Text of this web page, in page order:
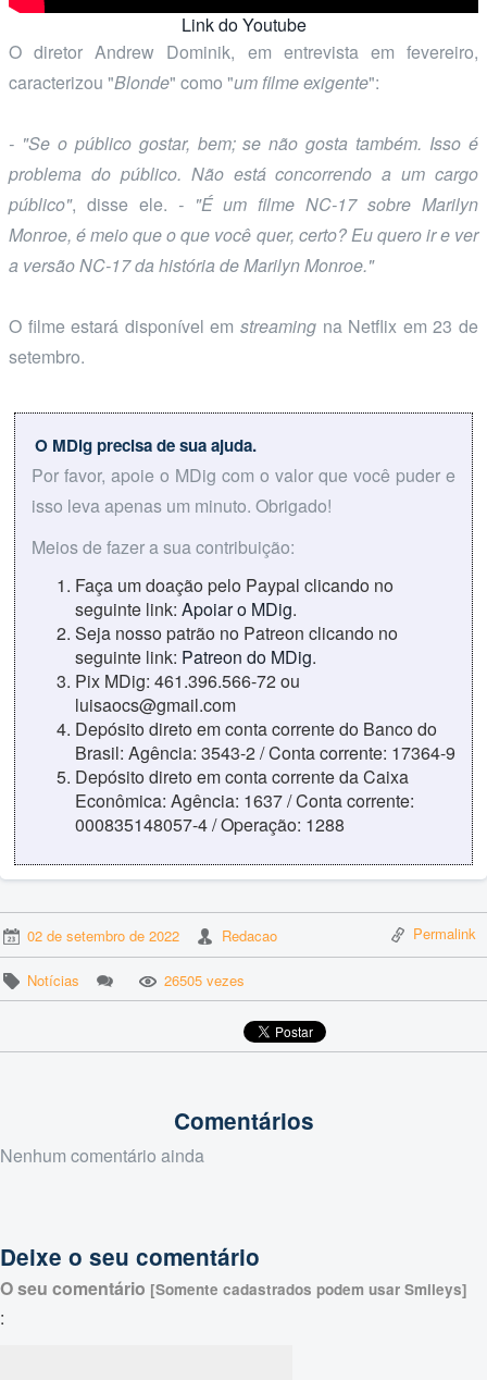
Link do Youtube
O diretor Andrew Dominik, em entrevista em fevereiro,
caracterizou "Blonde" como "um filme exigente":
- "Se o público gostar, bem; se não gosta também. Isso é
problema do público. Não está concorrendo a um cargo
público", disse ele. - "É um filme NC-17 sobre Marilyn
Monroe, é meio que o que você quer, certo? Eu quero ir e ver
a versão NC-17 da história de Marilyn Monroe."
O filme estará disponível em streaming na Netflix em 23 de
setembro.
O MDig precisa de sua ajuda.
Por favor, apoie o MDig com o valor que você puder e
isso leva apenas um minuto. Obrigado!
Meios de fazer a sua contribuição:
Faça um doação pelo Paypal clicando no
seguinte link: Apoiar o MDig.
Seja nosso patrão no Patreon clicando no
seguinte link: Patreon do MDig.
Pix MDig: 461.396.566-72 ou
luisaocs@gmail.com
Depósito direto em conta corrente do Banco do
Brasil: Agência: 3543-2 / Conta corrente: 17364-9
Depósito direto em conta corrente da Caixa
Econômica: Agência: 1637 / Conta corrente:
000835148057-4 / Operação: 1288
02 de setembro de 2022 Redacao Permalink
Notícias 26505 vezes
Comentários
Nenhum comentário ainda
Deixe o seu comentário
O seu comentário [Somente cadastrados podem usar Smileys]
: